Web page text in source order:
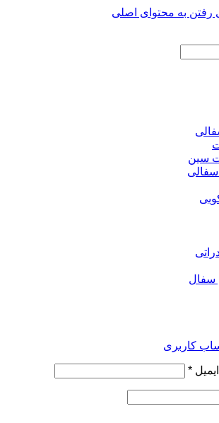
رفتن به محتوای اصلی
سین
سفال
کاربری
*الزامی